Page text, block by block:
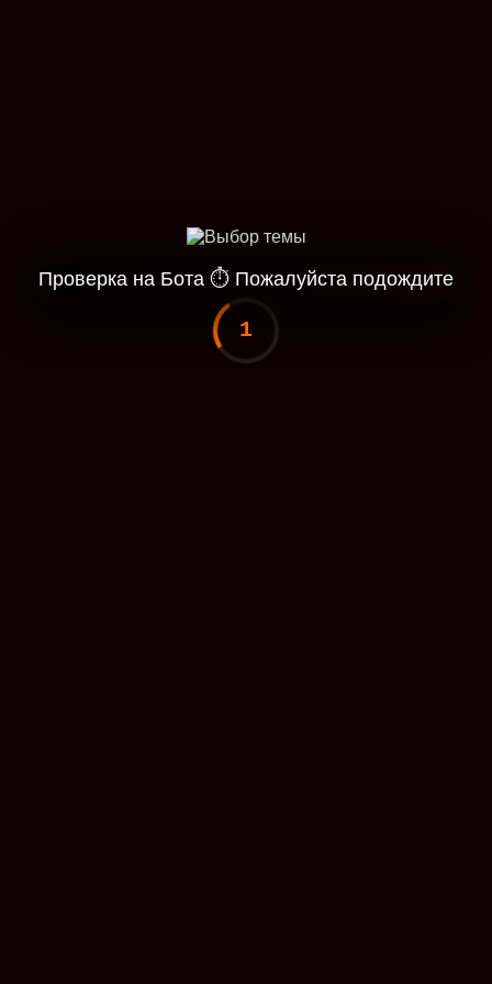
Проверка на Бота ⏱ Пожалуйста подождите
1